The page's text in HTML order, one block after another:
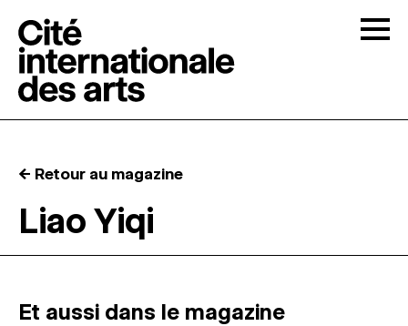
RÉSIDENCES ↓
ATELIERS OUVERTS
← Retour au magazine
Liao Yiqi
Et aussi dans le magazine